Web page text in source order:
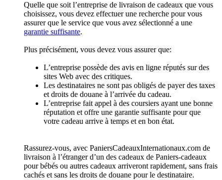
Quelle que soit l’entreprise de livraison de cadeaux que vous
choisissez, vous devez effectuer une recherche pour vous
assurer que le service que vous avez sélectionné a une
garantie suffisante.
Plus précisément, vous devez vous assurer que:
L’entreprise possède des avis en ligne réputés sur des
sites Web avec des critiques.
Les destinataires ne sont pas obligés de payer des taxes
et droits de douane à l’arrivée du cadeau.
L’entreprise fait appel à des coursiers ayant une bonne
réputation et offre une garantie suffisante pour que
votre cadeau arrive à temps et en bon état.
Rassurez-vous, avec PaniersCadeauxInternationaux.com de
livraison à l’étranger d’un des cadeaux de Paniers-cadeaux
pour bébés ou autres cadeaux arriveront rapidement, sans frais
cachés et sans les droits de douane pour le destinataire.